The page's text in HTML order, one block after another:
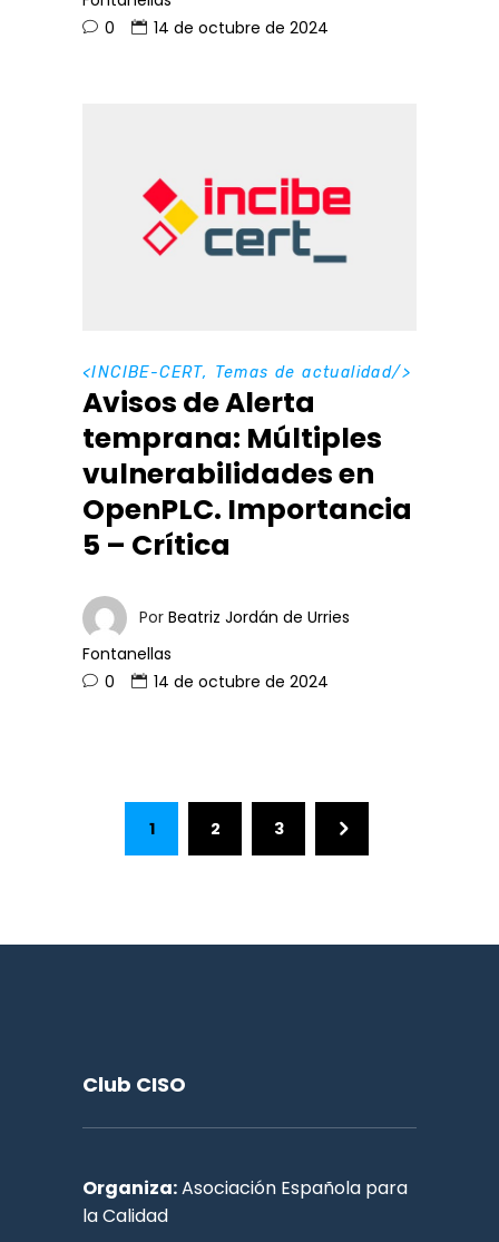
0
14 de octubre de 2024
<INCIBE-CERT, Temas de actualidad/>
Avisos de Alerta
temprana: Múltiples
vulnerabilidades en
OpenPLC. Importancia
5 – Crítica
Por Beatriz Jordán de Urries
Fontanellas
0
14 de octubre de 2024
1 2 3
Club CISO
Organiza:Asociación Española para
la Calidad